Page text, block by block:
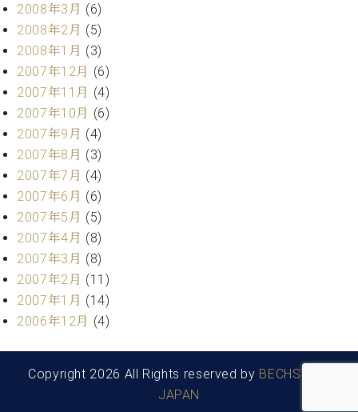
2008年3月 (6)
2008年2月 (5)
2008年1月 (3)
2007年12月 (6)
2007年11月 (4)
2007年10月 (6)
2007年9月 (4)
2007年8月 (3)
2007年7月 (4)
2007年6月 (6)
2007年5月 (5)
2007年4月 (8)
2007年3月 (8)
2007年2月 (11)
2007年1月 (14)
2006年12月 (4)
Copyright 2026 All Rights reserved by BECHSTEIN
JAPAN